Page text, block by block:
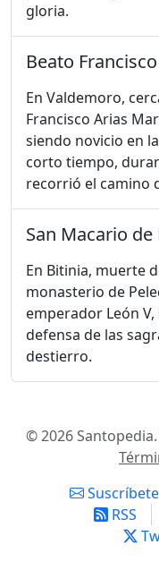
gloria.
Beato
En Valdemoro,
Francisco Arias
siendo novicio en
corto tiempo,
recorrió el camino
San Macario
En Bitinia, muerte
monasterio de
emperador León
defensa de las
destierro.
© 2026
Suscríbete
RSS